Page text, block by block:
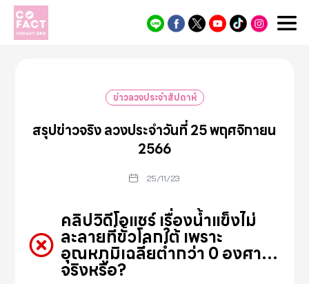
Cofact
ข่าวลวงประจำสัปดาห์
สรุปข่าวจริง ลวงประจำวันที่ 25 พฤศจิกายน
2566
25/11/23
คลิปวิดีโอแชร์ เรื่องน้ำแข็งไม่
ละลายที่ขั้วโลกใต้ เพราะ
อุณหภูมิเฉลี่ยต่ำกว่า 0 องศา…
จริงหรือ?